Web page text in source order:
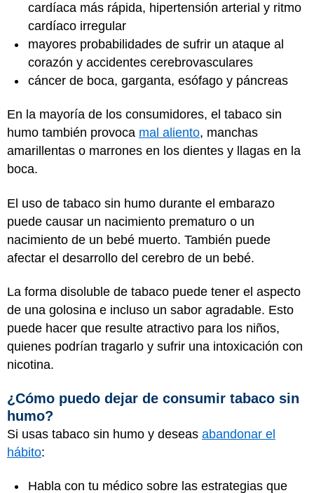
cardíaca más rápida, hipertensión arterial y ritmo
cardíaco irregular
mayores probabilidades de sufrir un ataque al
corazón y accidentes cerebrovasculares
cáncer de boca, garganta, esófago y páncreas
En la mayoría de los consumidores, el tabaco sin
humo también provoca mal aliento, manchas
amarillentas o marrones en los dientes y llagas en la
boca.
El uso de tabaco sin humo durante el embarazo
puede causar un nacimiento prematuro o un
nacimiento de un bebé muerto. También puede
afectar el desarrollo del cerebro de un bebé.
La forma disoluble de tabaco puede tener el aspecto
de una golosina e incluso un sabor agradable. Esto
puede hacer que resulte atractivo para los niños,
quienes podrían tragarlo y sufrir una intoxicación con
nicotina.
¿Cómo puedo dejar de consumir tabaco sin
humo?
Si usas tabaco sin humo y deseas abandonar el
hábito:
Habla con tu médico sobre las estrategias que